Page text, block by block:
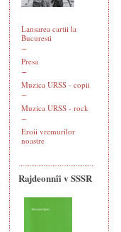
Lansarea cartii la
Bucuresti
Presa
Muzica URSS - copii
Muzica URSS - rock
Eroii vremurilor
noastre
Rajdeonnîi v SSSR